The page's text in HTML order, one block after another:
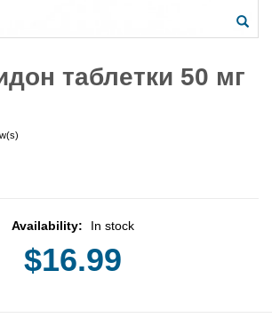
таблетки 50 мг
Availability: In stock
$16.99